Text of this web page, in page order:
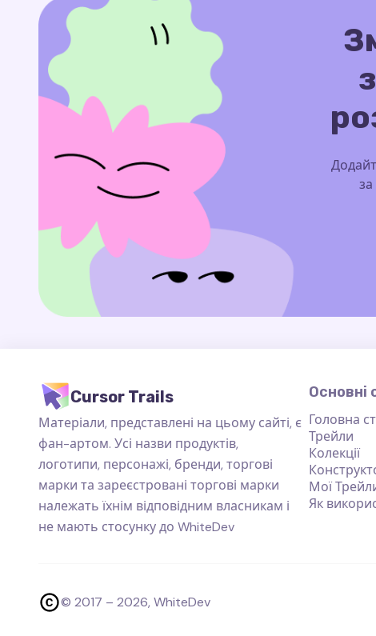
Cursor Trails
Матеріали, представлені на цьому сайті, є
фан-артом. Усі назви продуктів,
логотипи, персонажі, бренди, торгові
марки та зареєстровані торгові марки
належать їхнім відповідним власникам і
не мають стосунку до WhiteDev
Основні
Головна
Трейли
Колекції
Мої
Як
© 2017 – 2026, WhiteDev